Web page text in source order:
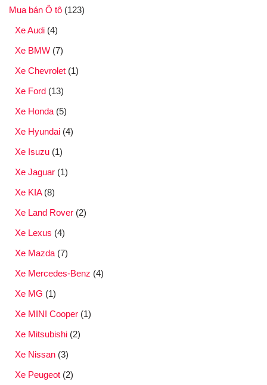
Mua bán Ô tô (123)
Xe Audi (4)
Xe BMW (7)
Xe Chevrolet (1)
Xe Ford (13)
Xe Honda (5)
Xe Hyundai (4)
Xe Isuzu (1)
Xe Jaguar (1)
Xe KIA(8)
Xe Land Rover (2)
Xe Lexus (4)
Xe Mazda (7)
Xe Mercedes-Benz (4)
Xe MG (1)
Xe MINI Cooper (1)
Xe Mitsubishi (2)
Xe Nissan (3)
Xe Peugeot (2)